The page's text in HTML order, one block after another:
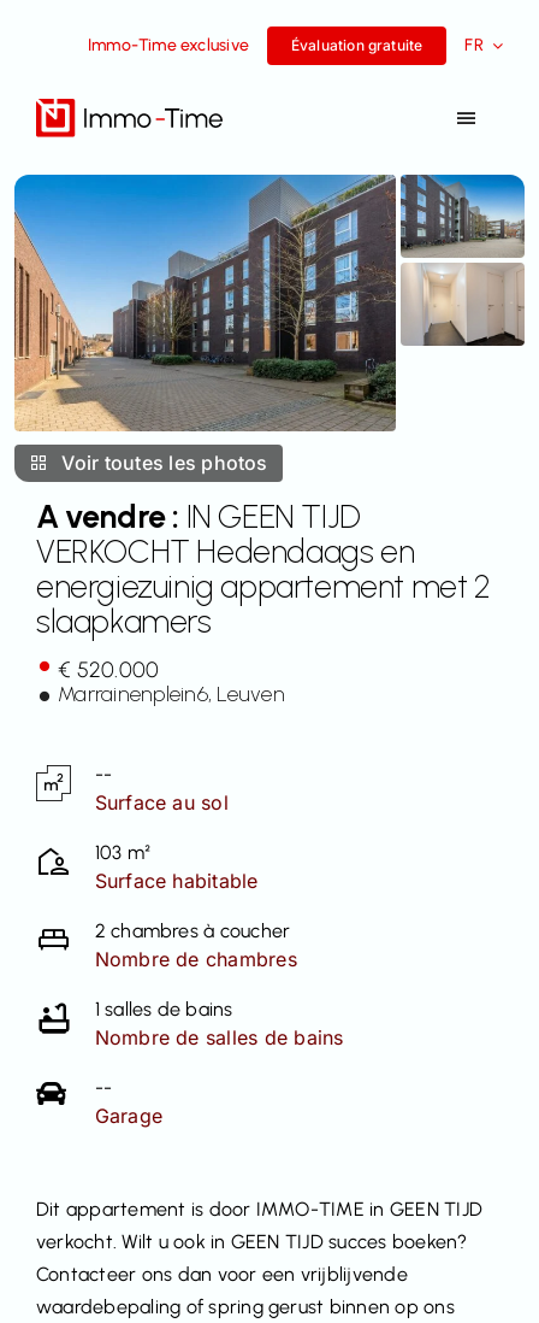
Immo-Time exclusive Évaluation gratuite FR
Toggle
Services
A vendre
A louer
Histoires de réussite
L’équipe
Contact
Voir toutes les photos
A vendre : IN GEEN TIJD
VERKOCHT Hedendaags en
energiezuinig appartement met 2
slaapkamers
€ 520.000
Marrainenplein6, Leuven
--
Surface au sol
103 m²
Surface habitable
2 chambres à coucher
Nombre de chambres
1 salles de bains
Nombre de salles de bains
--
Garage
Dit appartement is door IMMO-TIME in GEEN TIJD
verkocht. Wilt u ook in GEEN TIJD succes boeken?
Contacteer ons dan voor een vrijblijvende
waardebepaling of spring gerust binnen op ons